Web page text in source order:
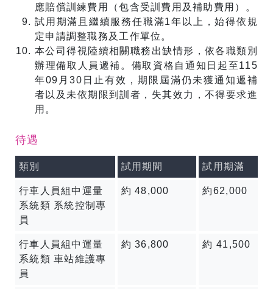
應賠償訓練費用（包含受訓費用及補助費用）。
試用期滿且繼續服務任職滿1年以上，始得依規
定申請調整職務及工作單位。
本公司得視陸續相關職務出缺情形，依各職類別
辦理備取人員遞補。備取資格自通知日起至115
年09月30日止有效，期限屆滿仍未獲通知遞補
者以及未依期限到訓者，失其效力，不得要求進
用。
待遇
類別 試用期間 試用期滿
行車人員組中運量
系統類 系統控制專
員
約 48,000 約62,000
行車人員組中運量
系統類 車站維護專
員
約 36,800 約 41,500